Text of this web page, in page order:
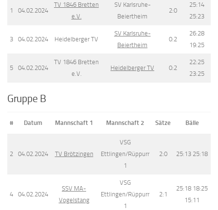
1 04.02.2024
TV 1846 Bretten
e.V.
SV Karlsruhe-
Beiertheim
2:0
25:14
25:23
3 04.02.2024 Heidelberger TV
SV Karlsruhe-
Beiertheim
0:2
26:28
19:25
5 04.02.2024
TV 1846 Bretten
e.V.
Heidelberger TV 0:2
22:25
23:25
Gruppe B
# Datum Mannschaft 1 Mannschaft 2 Sätze Bälle
2 04.02.2024 TV Brötzingen
VSG
Ettlingen/Rüppurr
1
2:0 25:13 25:18
4 04.02.2024
SSV MA-
Vogelstang
VSG
Ettlingen/Rüppurr
1
2:1
25:18 18:25
15:11